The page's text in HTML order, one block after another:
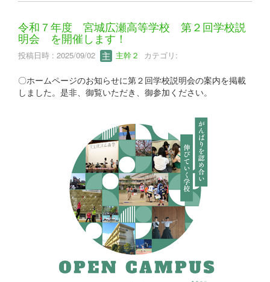
令和７年度 宮城広瀬高等学校 第２回学校説
明会 を開催します！
投稿日時 : 2025/09/02 主幹２ カテゴリ:
〇ホームページのお知らせに第２回学校説明会の案内を掲載
しました。是非、御覧いただき、御参加ください。